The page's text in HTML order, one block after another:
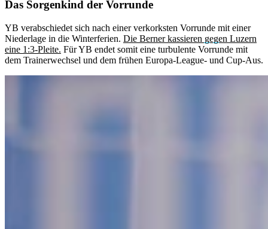
Das Sorgenkind der Vorrunde
YB verabschiedet sich nach einer verkorksten Vorrunde mit einer
Niederlage in die Winterferien. Die Berner kassieren gegen Luzern
eine 1:3-Pleite. Für YB endet somit eine turbulente Vorrunde mit
dem Trainerwechsel und dem frühen Europa-League- und Cup-Aus.